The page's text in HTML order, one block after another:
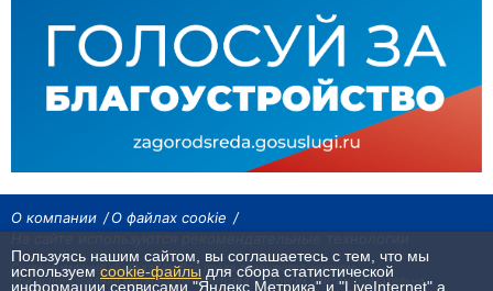
О компании
О файлах cookie
Сетевое издание «Байкал24». Все права охраняются законом.
При использовании материалов агентства на других сайтах, обязательна
Пользуясь нашим сайтом, вы соглашаетесь с тем, что мы
используем cookie-файлы для сбора статистической
информации сервисами "Яндекс.Метрика" и "LiveInternet",а